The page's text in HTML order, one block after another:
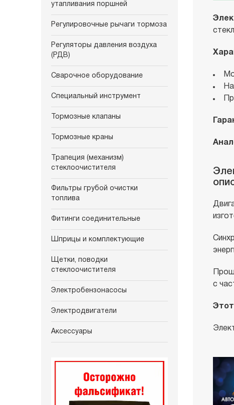
утапливания поршней
Регулировочные рычаги тормоза
Регуляторы давления воздуха
(РДВ)
Сварочное оборудование
Специальный инструмент
Тормозные клапаны
Тормозные краны
Трапеция (механизм)
стеклоочистителя
Фильтры грубой очистки
топлива
Фитинги соединительные
Шприцы и комплектующие
Щетки, поводки
стеклоочистителя
Электробензонасосы
Электродвигатели
Аксессуары
с